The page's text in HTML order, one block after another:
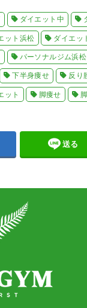
ダイエット中
ット浜松 ダイエッ
パーソナルジム浜松
下半身痩せ 反り
ット 脚痩せ
送る